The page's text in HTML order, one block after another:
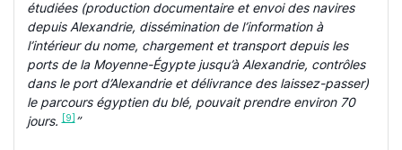
étudiées (production documentaire et envoi des navires
depuis Alexandrie, dissémination de l’information à
l’intérieur du nome, chargement et transport depuis les
ports de la Moyenne-Égypte jusqu’à Alexandrie, contrôles
dans le port d’Alexandrie et délivrance des laissez-passer)
le parcours égyptien du blé, pouvait prendre environ 70
jours. [9]”